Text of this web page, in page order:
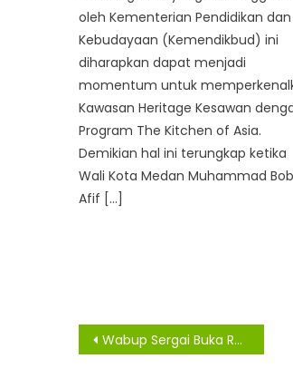
oleh Kementerian Pendidikan dan
Kebudayaan (Kemendikbud) ini
diharapkan dapat menjadi
momentum untuk
Kawasan Heritage Kesawan
Program The Kitchen of Asia.
Demikian hal ini terungkap ketika
Wali Kota Medan Muhammad
Afif […]
Navigasi
Wabup Sergai Buka Rapat Anggota X KONI Sergai Tahun 2020